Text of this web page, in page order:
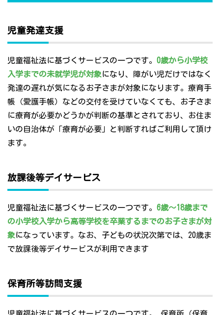
児童発達支援
児童福祉法に基づくサービスの一つです。 0歳から小学校
入学までの未就学児が対象になり、障がい児だけではなく
発達の遅れが気になるお子さまが対象になります。療育手
帳（愛護手帳）などの交付を受けていなくても、お子さま
に療育が必要かどうかが判断の基準とされており、お住ま
いの自治体が「療育が必要」と判断すればご利用して頂け
ます。
放課後等デイサービス
児童福祉法に基づくサービスの一つです。 6歳～18歳まで
の小学校入学から高等学校を卒業するまでのお子さまが対
象になっています。なお、子どもの状況次第では、20歳ま
で放課後等デイサービスが利用できます
保育所等訪問支援